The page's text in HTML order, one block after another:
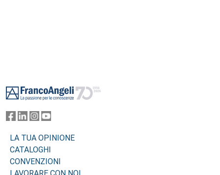
LA TUA OPINIONE
CATALOGHI
CONVENZIONI